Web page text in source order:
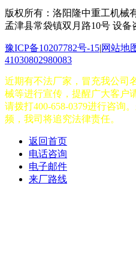
版权所有：洛阳隆中重工机械
孟津县常袋镇双月路10号 设备
豫ICP备10207782号-15|网站地
41030802980083
近期有不法厂家，冒充我公司
械等进行宣传，提醒广大客户
请拨打400-658-0379进行咨询
频，我司将追究法律责任。
返回首页
电话咨询
电子邮件
来厂路线